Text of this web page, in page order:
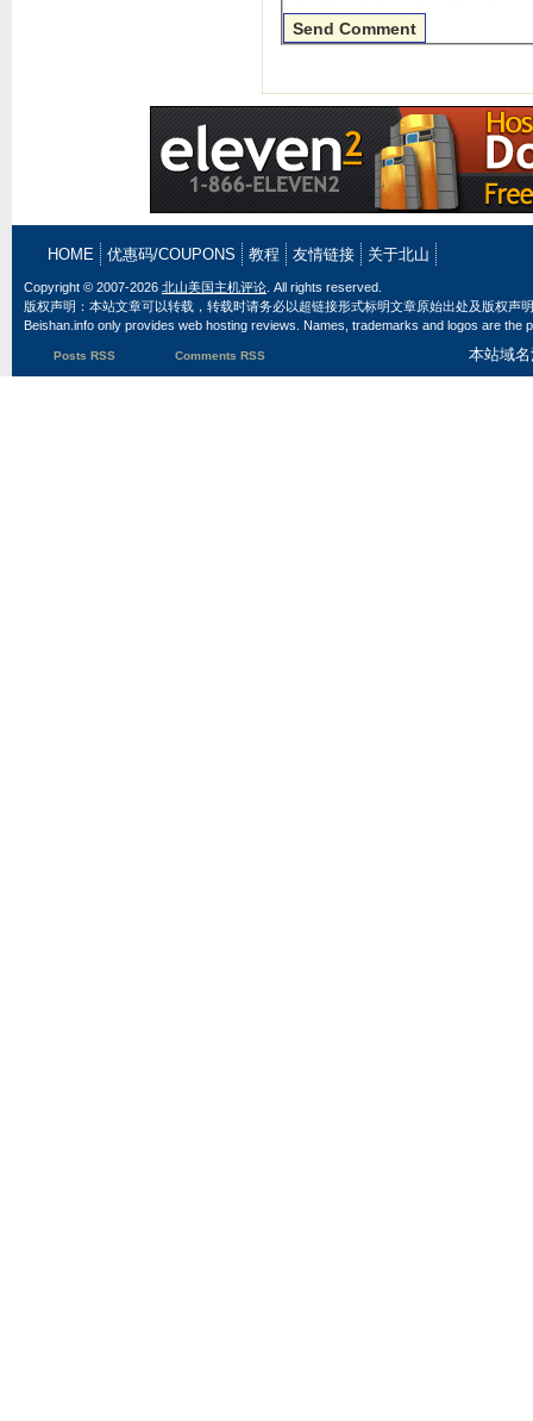
HOME 优惠码/COUPONS 教程 友情链接 关于北山
Copyright © 2007-2026 北山美国主机评论 . All rights reserved.
版权声明：本站文章可以转载，转载时请务必以超链接形式标明文章原始出处及版权声
Beishan.info only provides web hosting reviews. Names, trademarks and logos are
Posts RSS Comments RSS 本站域